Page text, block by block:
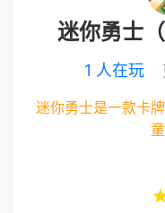
迷你勇士
1 人在玩
迷你勇士是一款卡